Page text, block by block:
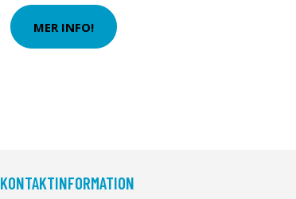
MER INFO!
KONTAKTINFORMATION